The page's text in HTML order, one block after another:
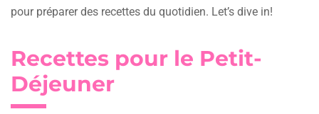
pour préparer des recettes du quotidien. Let’s dive in!
Recettes pour le Petit-
Déjeuner